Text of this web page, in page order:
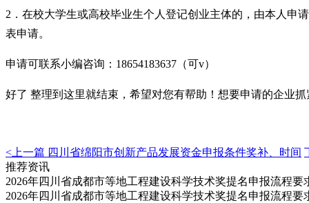
2．在校大学生或高校毕业生个人登记创业主体的，由本人申
表申请。
申请可联系小编咨询：18654183637（可v）
好了 整理到这里就结束，希望对您有帮助！想要申请的企业
<上一篇 四川省绵阳市创新产品发展资金申报条件奖补、时间
推荐资讯
2026年四川省成都市等地工程建设科学技术奖提名申报流程
2026年四川省成都市等地工程建设科学技术奖提名申报流程